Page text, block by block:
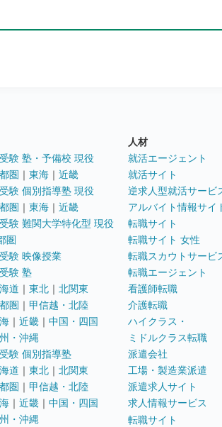
験 塾・予備校 現役
圏 ｜ 東海 ｜ 近畿
験 個別指導塾 現役
圏 ｜ 東海 ｜ 近畿
験 難関大学特化型 現役
圏
験 映像授業
験 塾
道 ｜ 東北 ｜ 北関東
圏 ｜ 甲信越・北陸
｜ 近畿 ｜ 中国・四国
・沖縄
験 個別指導塾
道 ｜ 東北 ｜ 北関東
圏 ｜ 甲信越・北陸
｜ 近畿 ｜ 中国・四国
・沖縄
人材
就活エージェント
就活サイト
逆求人型就活サービ
アルバイト情報サイ
転職サイト
転職サイト 女性
転職スカウトサービ
転職エージェント
看護師転職
介護転職
ハイクラス・
ミドルクラス転職
派遣会社
工場・製造業派遣
派遣求人サイト
求人情報サービス
転職サイト